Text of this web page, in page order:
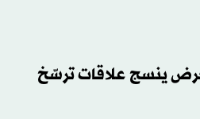
ينسج علاقات ترسّخ